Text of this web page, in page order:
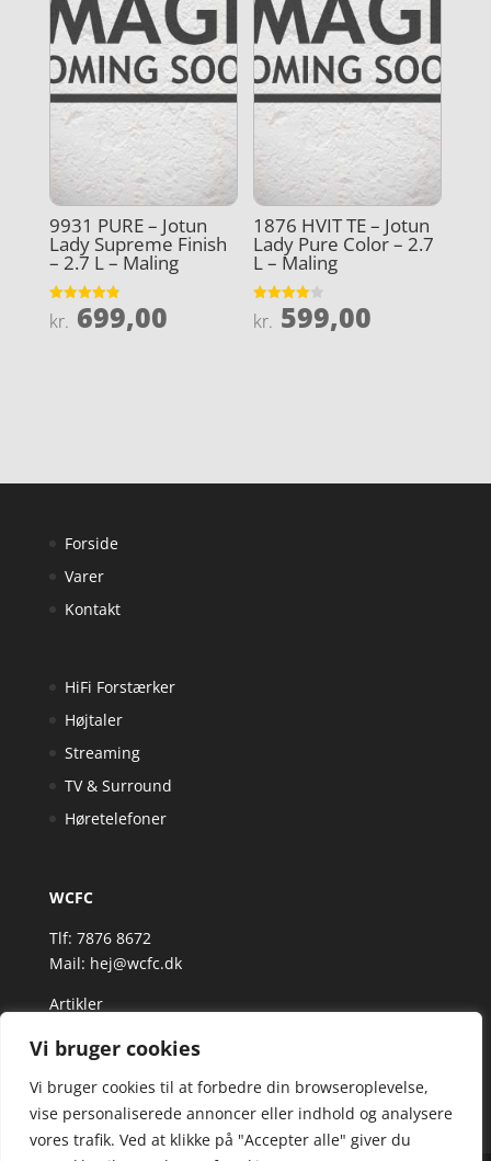
Vi bruger cookies
Vi bruger cookies til at forbedre din browseroplevelse,
vise personaliserede annoncer eller indhold og analysere
vores trafik. Ved at klikke på "Accepter alle" giver du
9931 PURE – Jotun
Lady Supreme Finish
– 2.7 L – Maling
Vurderet
4.9
kr. 699,00
1876 HVIT TE – Jotun
Lady Pure Color – 2.7
L – Maling
Vurderet
4
kr. 599,00
Forside
Varer
Kontakt
HiFi Forstærker
Højtaler
Streaming
TV & Surround
Høretelefoner
WCFC
Tlf: 7876 8672
Mail: hej@wcfc.dk
Artikler